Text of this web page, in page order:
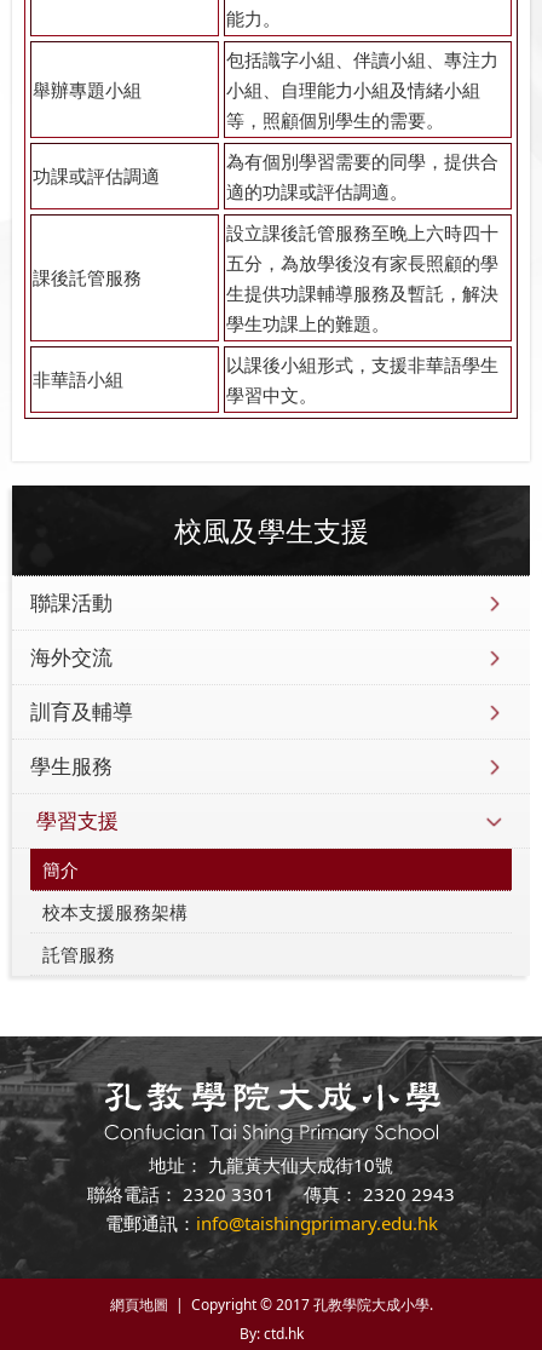
能力。
舉辦專題小組
包括識字小組、伴讀小組、專注力
小組、自理能力小組及情緒小組
等，照顧個別學生的需要。
功課或評估調適
為有個別學習需要的同學，提供合
適的功課或評估調適。
課後託管服務
設立課後託管服務至晚上六時四十
五分，為放學後沒有家長照顧的學
生提供功課輔導服務及暫託，解決
學生功課上的難題。
非華語小組
以課後小組形式，支援非華語學生
學習中文。
校風及學生支援
聯課活動
海外交流
訓育及輔導
學生服務
學習支援
簡介
校本支援服務架構
託管服務
地址： 九龍黃大仙大成街10號
聯絡電話： 2320 3301 傳真： 2320 2943
電郵通訊： info@taishingprimary.edu.hk
網頁地圖 | Copyright © 2017 孔教學院大成小學.
By: ctd.hk